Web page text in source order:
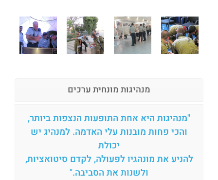
מנהיגות מונחית ערכים
"מנהיגות היא אחת התופעות הנצפות ביותר,
והכי פחות מובנות עלי האדמה. למנהיג יש
יכולת
להניעאת מונהגיו לפעולה, לקדם סיטואציות,
ולשנות את הסביבה."